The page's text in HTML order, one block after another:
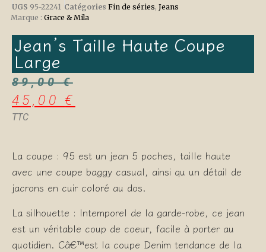
UGS 95-22241 Catégories Fin de séries, Jeans
Marque : Grace & Mila
Jean’s Taille Haute Coupe
Large
89,00€
45,00€
TTC
La coupe : 95 est un jean 5 poches, taille haute
avec une coupe baggy casual, ainsi qu un détail de
jacrons en cuir coloré au dos.
La silhouette : Intemporel de la garde-robe, ce jean
est un véritable coup de coeur, facile à porter au
quotidien. Câ€™est la coupe Denim tendance de la